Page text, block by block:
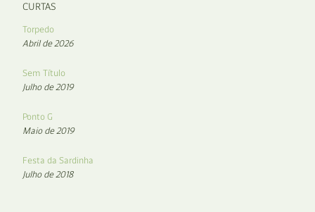
CURTAS
Torpedo
Abril de 2026
Sem Título
Julho de 2019
Ponto G
Maio de 2019
Festa da Sardinha
Julho de 2018